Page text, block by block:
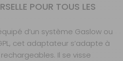
POUR TOUS LES
d’un système Gaslow ou
cet adaptateur s’adapte à
Il se visse